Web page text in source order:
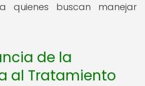
quienes buscan manejar
de la
al Tratamiento